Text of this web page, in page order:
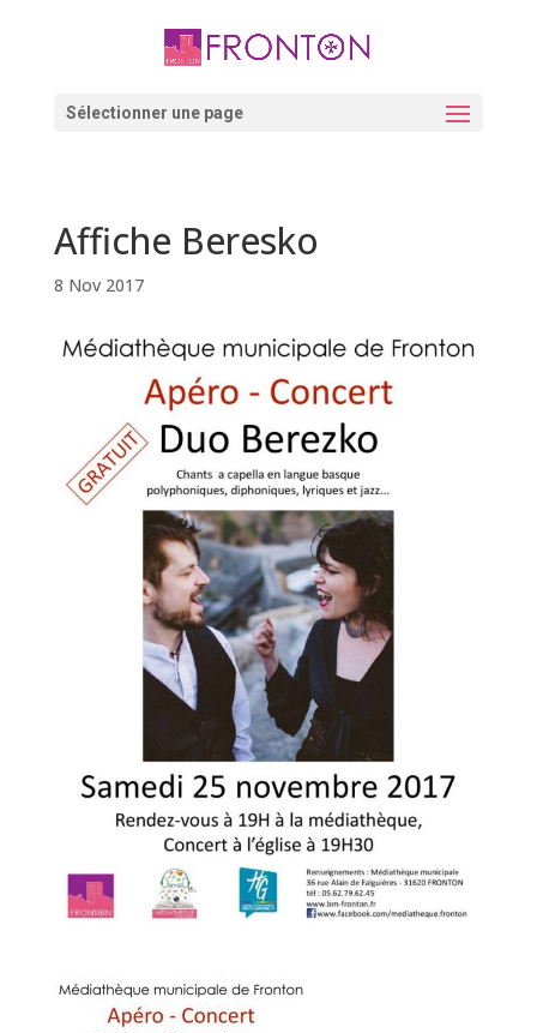
Sélectionner une page
Affiche Beresko
8 Nov 2017